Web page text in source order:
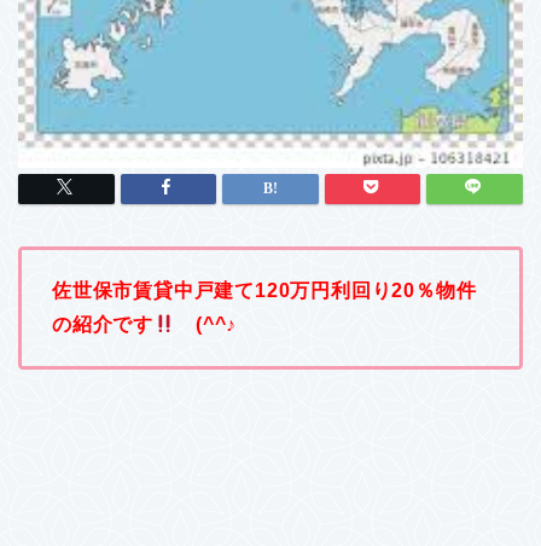
佐世保市賃貸中戸建て120万円利回り20％物件
の紹介です
(^^♪